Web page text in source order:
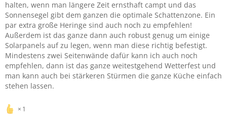
halten, wenn man längere Zeit ernsthaft campt und das
Sonnensegel gibt dem ganzen die optimale Schattenzone. Ein
par extra große Heringe sind auch noch zu empfehlen!
Außerdem ist das ganze dann auch robust genug um einige
Solarpanels auf zu legen, wenn man diese richtig befestigt.
Mindestens zwei Seitenwände dafür kann ich auch noch
empfehlen, dann ist das ganze weitestgehend Wetterfest und
man kann auch bei stärkeren Stürmen die ganze Küche einfach
stehen lassen.
1